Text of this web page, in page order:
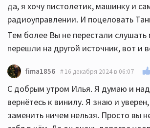
да, я хочу пистолетик, машинку и
радиоуправлении. И поцеловать
Тем более Вы не перестали слушать
перешли на другой источник, вот и
fima1856 16 декабря 2024 в 06:07
С добрым утром Илья. Я думаю и
вернётесь к винилу. Я знаю и
заменить ничем нельзя. Просто вы